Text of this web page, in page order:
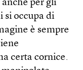
per gli
si occupa di
è sempre
certa cornice.